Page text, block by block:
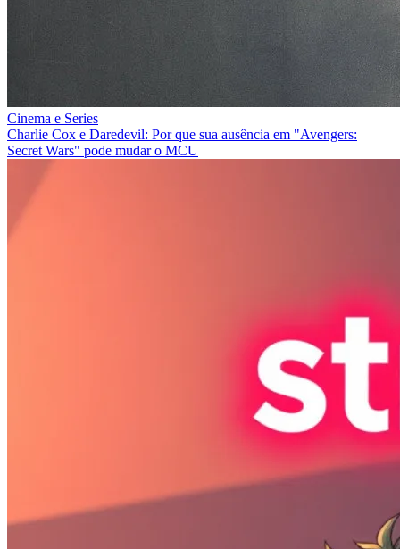
Cinema e Series
Charlie Cox e Daredevil: Por que sua ausência em "Avengers:
Secret Wars" pode mudar o MCU